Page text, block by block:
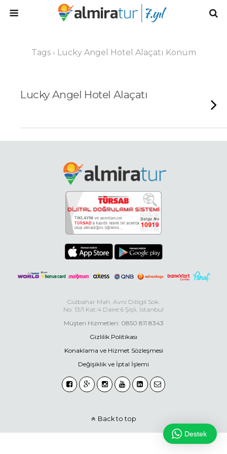
Tags › Lucky Angel Hotel Alaçatı Konum
Lucky Angel Hotel Alaçatı
Gülbahar Mah. Avni Dilligil Sok.
No: 13/1 Kat:4 Daire:6 Şişli, İstanbul
Müşteri Hizmetleri: 0850 811 8343
Gizlilik Politikası
Konaklama ve Hizmet Sözleşmesi
Değişiklik ve İptal İşlemi
Back to top
Destek